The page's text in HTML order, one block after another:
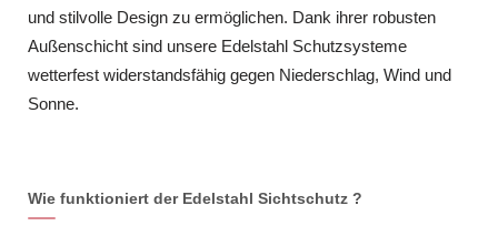
und stilvolle Design zu ermöglichen. Dank ihrer robusten
Außenschicht sind unsere Edelstahl Schutzsysteme
wetterfest widerstandsfähig gegen Niederschlag, Wind und
Sonne.
Wie funktioniert der Edelstahl Sichtschutz ?